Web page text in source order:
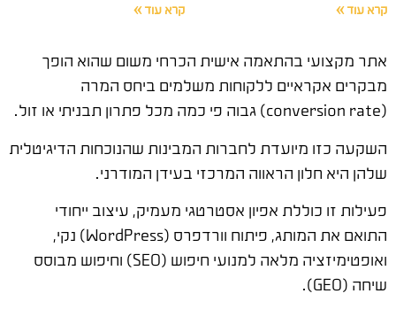
קרא עוד » קרא עוד »
אתר מקצועי בהתאמה אישית הכרחי משום שהוא הופך
מבקרים אקראיים ללקוחות משלמים ביחס המרה
(conversion rate) גבוה פי כמה מכל פתרון תבניתי או זול.
השקעה כזו מיועדת לחברות המבינות שהנוכחות הדיגיטלית
שלהן היא חלון הראווה המרכזי בעידן המודרני.
פעילות זו כוללת אפיון אסטרטגי מעמיק, עיצוב ייחודי
התואם את המותג, פיתוח וורדפרס (WordPress) נקי,
ואופטימיזציה מלאה למנועי חיפוש (SEO) וחיפוש מבוסס
שיחה (GEO).